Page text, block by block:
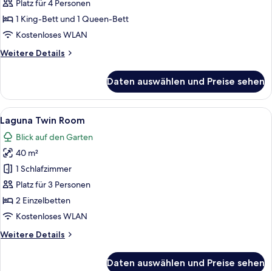
Lagoon
View
Platz für 4 Personen
1 King-Bett und 1 Queen-Bett
Kostenloses WLAN
Weitere Details
Weitere
Pool
Suite
Lagoon
View
Daten auswählen und Preise sehen
Alle
Fotos
für
Laguna
Twin
Room
anzeigen
Ein Hotelzimmer mit zwei Betten,
8
Laguna Twin Room
Blick auf den Garten
40 m²
1 Schlafzimmer
Platz für 3 Personen
2 Einzelbetten
Kostenloses WLAN
Weitere Details
Weitere
Daten auswählen und Preise sehen